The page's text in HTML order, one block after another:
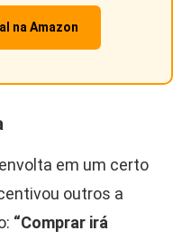
na Amazon
em um certo
outros a
“Comprar irá